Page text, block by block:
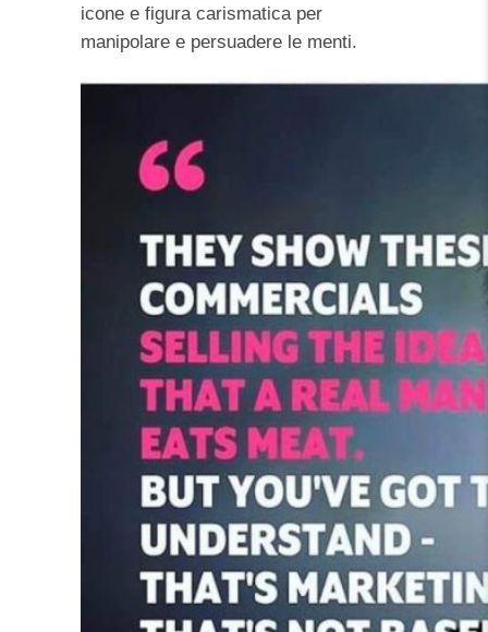
icone e figura carismatica per
manipolare e persuadere le menti.